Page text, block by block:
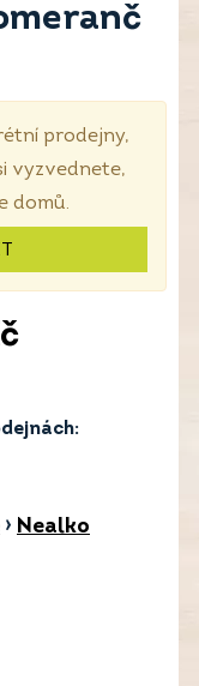
prodejny,
vyzvednete,
domů.
› Nealko